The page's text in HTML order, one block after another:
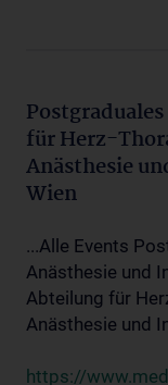
für Herz-
Anästhesie
Wien
...Alle Events
Anästhesie und
Abteilung für
Anästhesie und
https://